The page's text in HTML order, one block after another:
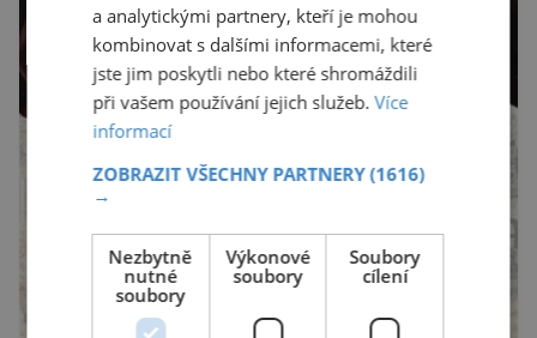
a analytickými partnery, kteří je mohou
kombinovat s dalšími informacemi, které
jste jim poskytli nebo které shromáždili
při vašem používání jejich služeb.Více
informací
ZOBRAZIT VŠECHNY PARTNERY(1616)
→
Nezbytně
nutné
soubory
Výkonové
soubory
Soubory
cílení